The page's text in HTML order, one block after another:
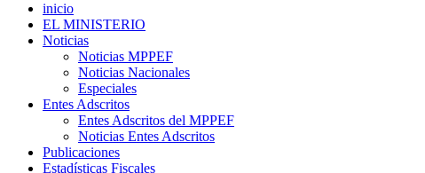
inicio
EL MINISTERIO
Noticias
Noticias MPPEF
Noticias Nacionales
Especiales
Entes Adscritos
Entes Adscritos del MPPEF
Noticias Entes Adscritos
Publicaciones
Estadísticas Fiscales